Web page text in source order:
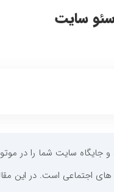
جایگاه سایت شما را در
اجتماعی است. در این